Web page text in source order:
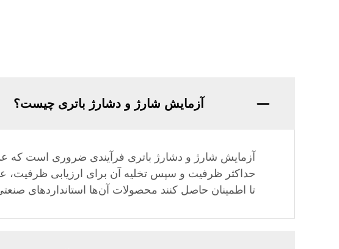
آزمایش شارژ و دشارژ باتری چیست؟
آزمایش شارژ و دشارژ باتری فرآیندی ضروری است که
حداکثر ظرفیت و سپس تخلیه آن برای ارزیابی
تا اطمینان حاصل کنند محصولات آن‌ها استانداردهای